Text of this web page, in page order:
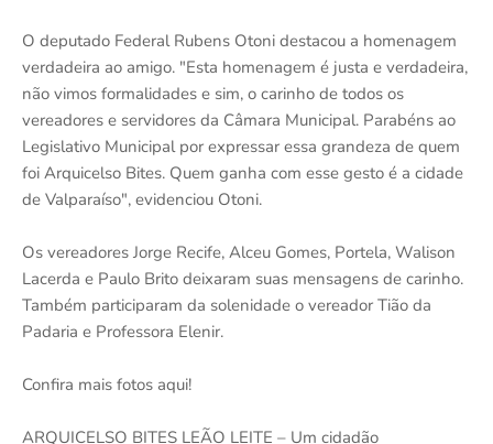
O deputado Federal Rubens Otoni destacou a homenagem
verdadeira ao amigo. "Esta homenagem é justa e verdadeira,
não vimos formalidades e sim, o carinho de todos os
vereadores e servidores da Câmara Municipal. Parabéns ao
Legislativo Municipal por expressar essa grandeza de quem
foi Arquicelso Bites. Quem ganha com esse gesto é a cidade
de Valparaíso", evidenciou Otoni.
Os vereadores Jorge Recife, Alceu Gomes, Portela, Walison
Lacerda e Paulo Brito deixaram suas mensagens de carinho.
Também participaram da solenidade o vereador Tião da
Padaria e Professora Elenir.
Confira mais fotos aqui!
ARQUICELSO BITES LEÃO LEITE – Um cidadão